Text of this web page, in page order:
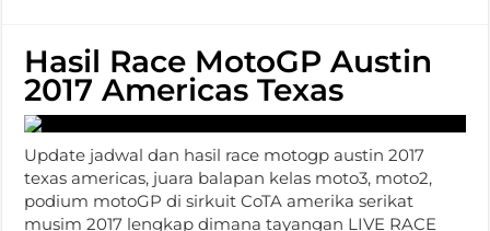
Hasil Race MotoGP Austin
2017 Americas Texas
Update jadwal dan hasil race motogp austin 2017
texas americas, juara balapan kelas moto3, moto2,
podium motoGP di sirkuit CoTA amerika serikat
musim 2017 lengkap dimana tayangan LIVE RACE